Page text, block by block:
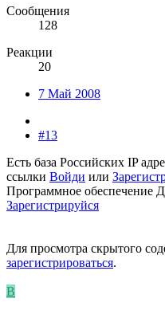
Сообщения
128
Реакции
20
7 Май 2008
#13
Есть база Российских IP
ссылки Войди или
Программное обеспечение
Зарегистрируйся
Для просмотра скрытого
зарегистрироваться.
B